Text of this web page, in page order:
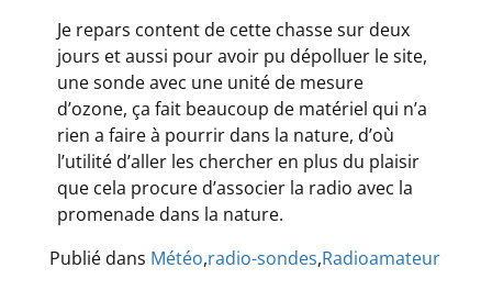
Je repars content de cette chasse sur deux
jours et aussi pour avoir pu dépolluer le site,
une sonde avec une unité de mesure
d’ozone, ça fait beaucoup de matériel qui n’a
rien a faire à pourrir dans la nature, d’où
l’utilité d’aller les chercher en plus du plaisir
que cela procure d’associer la radio avec la
promenade dans la nature.
Publié dans Météo,radio-sondes,Radioamateur